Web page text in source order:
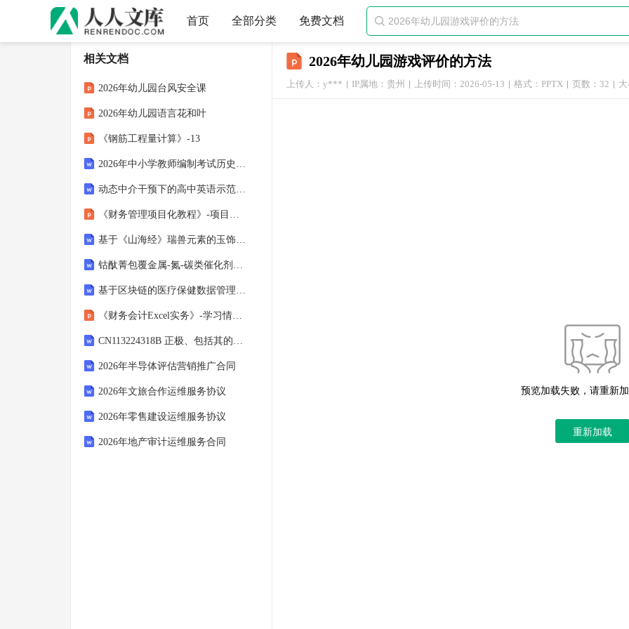
首页 全部分类 免费文档 
2026年幼儿园游戏评价的方法
上传人：y*** IP属地：贵州 上传时间：2026-05-13 格式：PPTX 页数：32
预览加载失败，请重新
重新加载
相关文档
2026年幼儿园台风安全课
2026年幼儿园语言花和叶
《钢筋工程量计算》-13
2026年中小学教师编制考试历史学科专业知识考试试卷及答案（七）
动态中介干预下的高中英语示范教学促写研究
《财务管理项目化教程》-项目五 投资管理
基于《山海经》瑞兽元素的玉饰品设计研究
钴酞菁包覆金属-氮-碳类催化剂的制备及其电催化CO2还原性能研究
基于区块链的医疗保健数据管理框架
《财务会计Excel实务》-学习情境二
CN113224318B 正极、包括其的锂空气电池和制备所述正极的方法 （三星电子株式会社）
2026年半导体评估营销推广合同
2026年文旅合作运维服务协议
2026年零售建设运维服务协议
2026年地产审计运维服务合同